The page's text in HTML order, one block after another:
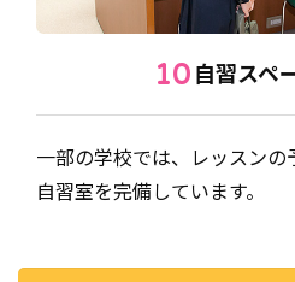
10 自習スペ
一部の学校では、レッスン
自習室を完備しています。